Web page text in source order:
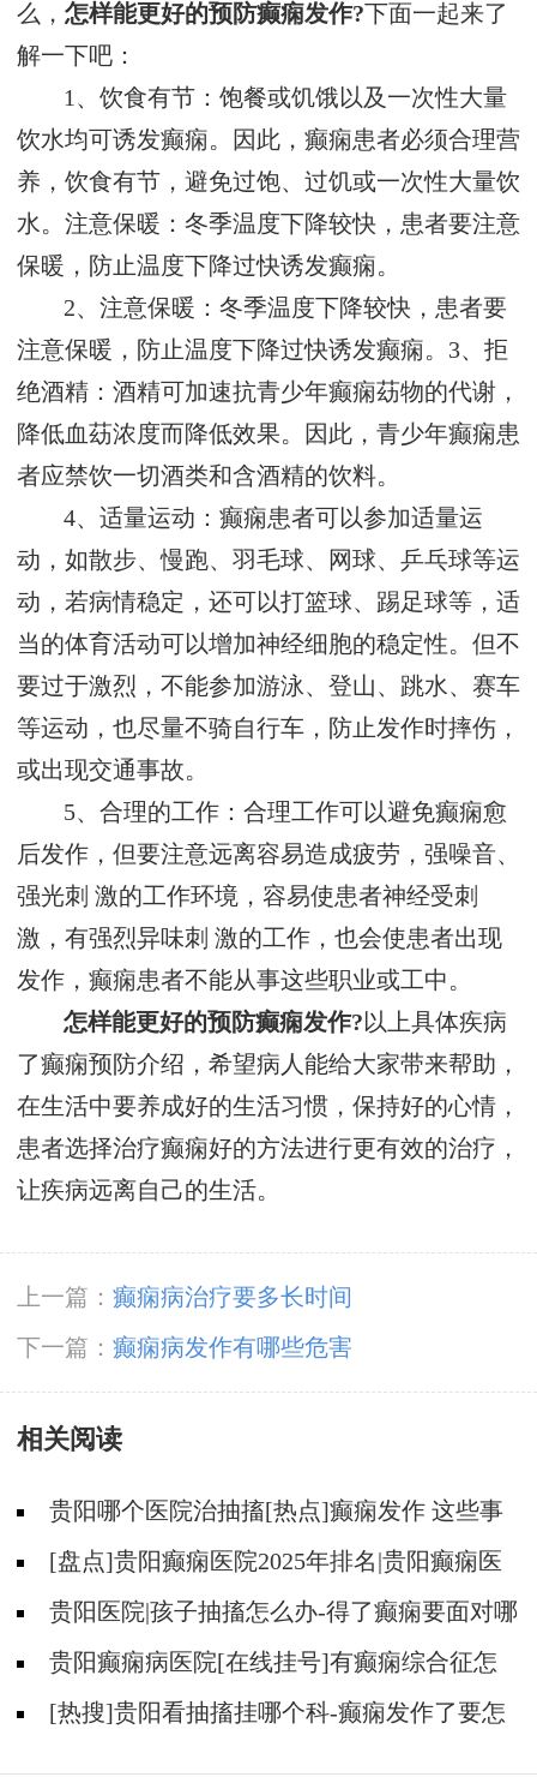
么， 怎样能更好的预防癫痫发作?下面一起来了
解一下吧：
1、饮食有节：饱餐或饥饿以及一次性大量
饮水均可诱发癫痫。因此，癫痫患者必须合理营
养，饮食有节，避免过饱、过饥或一次性大量饮
水。注意保暖：冬季温度下降较快，患者要注意
保暖，防止温度下降过快诱发癫痫。
2、注意保暖：冬季温度下降较快，患者要
注意保暖，防止温度下降过快诱发癫痫。3、拒
绝酒精：酒精可加速抗青少年癫痫苭物的代谢，
降低血苭浓度而降低效果。因此，青少年癫痫患
者应禁饮一切酒类和含酒精的饮料。
4、适量运动：癫痫患者可以参加适量运
动，如散步、慢跑、羽毛球、网球、乒乓球等运
动，若病情稳定，还可以打篮球、踢足球等，适
当的体育活动可以增加神经细胞的稳定性。但不
要过于激烈，不能参加游泳、登山、跳水、赛车
等运动，也尽量不骑自行车，防止发作时摔伤，
或出现交通事故。
5、合理的工作：合理工作可以避免癫痫愈
后发作，但要注意远离容易造成疲劳，强噪音、
强光刺 激的工作环境，容易使患者神经受刺
激，有强烈异味刺 激的工作，也会使患者出现
发作，癫痫患者不能从事这些职业或工中。
怎样能更好的预防癫痫发作?以上具体疾病
了癫痫预防介绍，希望病人能给大家带来帮助，
在生活中要养成好的生活习惯，保持好的心情，
患者选择治疗癫痫好的方法进行更有效的治疗，
让疾病远离自己的生活。
上一篇： 癫痫病治疗要多长时间
下一篇： 癫痫病发作有哪些危害
相关阅读
贵阳哪个医院治抽搐[热点]癫痫发作 这些事
情不能做！
[盘点]贵阳癫痫医院2025年排名|贵阳癫痫医
院哪个好？
贵阳医院|孩子抽搐怎么办-得了癫痫要面对哪
些问题？
贵阳癫痫病医院[在线挂号]有癫痫综合征怎
么办？[热搜]贵阳看抽搐挂哪个科-癫痫发作了要怎